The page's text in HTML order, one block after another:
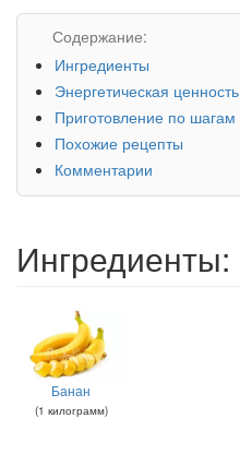
Содержание:
Ингредиенты
Энергетическая ценность
Приготовление по шагам
Похожие рецепты
Комментарии
Ингредиенты:
Банан
(1 килограмм)